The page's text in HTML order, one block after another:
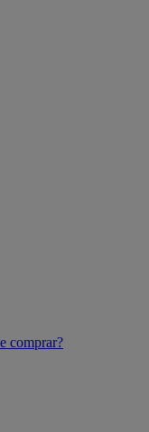
comprar?